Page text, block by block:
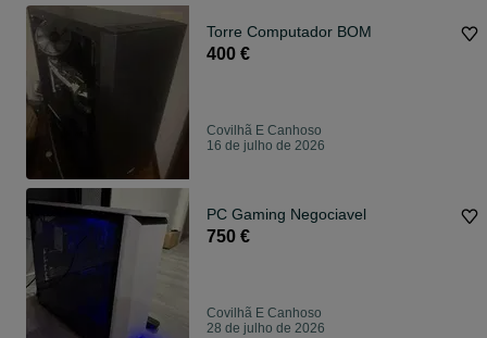
Torre Computador BOM
400 €
Covilhã E Canhoso
16 de julho de 2026
PC Gaming Negociavel
750 €
Covilhã E Canhoso
28 de julho de 2026